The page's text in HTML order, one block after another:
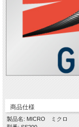
商品仕様
製品名: MICRO ミクロ